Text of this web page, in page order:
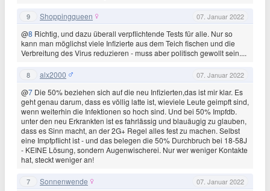
9 Shoppingqueen 07. Januar 2022
@8 Richtig, und dazu überall verpflichtende Tests für alle. Nur so
kann man möglichst viele Infizierte aus dem Teich fischen und die
Verbreitung des Virus reduzieren - muss aber politisch gewollt sein....
8 alx2000 07. Januar 2022
@7 Die 50% beziehen sich auf die neu Infizierten,das ist mir klar. Es
geht genau darum, dass es völlig latte ist, wieviele Leute geimpft sind,
wenn weiterhin die Infektionen so hoch sind. Und bei 50% Impfdb.
unter den neu Erkrankten ist es fahrlässig und blauäugig zu glauben,
dass es Sinn macht, an der 2G+ Regel alles fest zu machen. Selbst
eine Impfpflicht ist - und das belegen die 50% Durchbruch bei 18-58J
- KEINE Lösung, sondern Augenwischerei. Nur wer weniger Kontakte
hat, steckt weniger an!
7 Sonnenwende 07. Januar 2022